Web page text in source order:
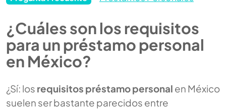
¿Cuáles son los requisitos
para un préstamo personal
en México?
¿Sí: los requisitos préstamo personal en México
suelen ser bastante parecidos entre